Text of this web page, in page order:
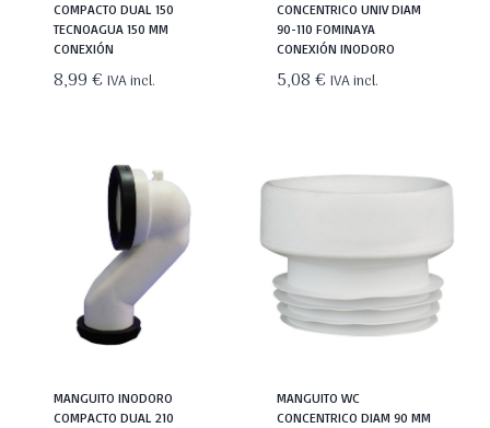
COMPACTO DUAL 150
TECNOAGUA 150 MM
CONEXIÓN
8,99€ IVA incl.
CONCENTRICO UNIV DIAM
90-110 FOMINAYA
CONEXIÓN INODORO
5,08€ IVA incl.
MANGUITO INODORO
COMPACTO DUAL 210
MANGUITO WC
CONCENTRICO DIAM 90 MM